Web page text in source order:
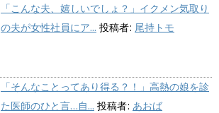
「こんな夫、嬉しいでしょ？」イクメン気取り
の夫が女性社員にア... 投稿者: 尾持トモ
「そんなことってあり得る？！」高熱の娘を診
た医師のひと言…自... 投稿者: あおば